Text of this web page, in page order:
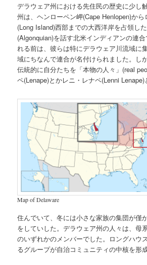
デラウェア州における先住民の歴史に少し
州は、ヘンローペン岬(Cape Henlopen)か
(Long Island)西部までの大西洋岸を占領し
(Algonquian)を話す北米インディアンの連
れる前は、彼らは特にデラウェア川流域に
域にちなんで連合が名付けられました。し
伝統的に自分たちを「本物の人々」(real
ペ(Lenape)とかレニ・レナペ(Lenni Lenape)
Map of Delaware
住んでいて、冬には小さな家族の集団が僅
をしていした。デラウェア州の人々は、母
のいずれかのメンバーでした。ロングハウ
るグループが自治コミュニティの中核を形